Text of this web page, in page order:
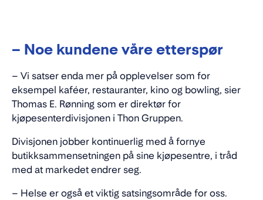
– Noe kundene våre etterspør
– Vi satser enda mer på opplevelser som for
eksempel kaféer, restauranter, kino og bowling, sier
Thomas E. Rønning som er direktør for
kjøpesenterdivisjonen i Thon Gruppen.
Divisjonen jobber kontinuerlig med å fornye
butikksammensetningen på sine kjøpesentre, i tråd
med at markedet endrer seg.
– Helse er også et viktig satsingsområde for oss.